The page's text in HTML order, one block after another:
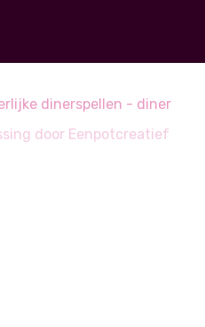
dinerspellen - diner
door Eenpotcreatief